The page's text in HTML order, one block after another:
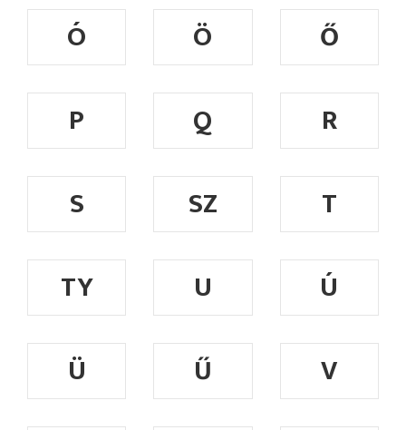
Ó Ö
Ő
P
Q
R
S
SZ
T
TY
U
Ú
Ü
Ű
V